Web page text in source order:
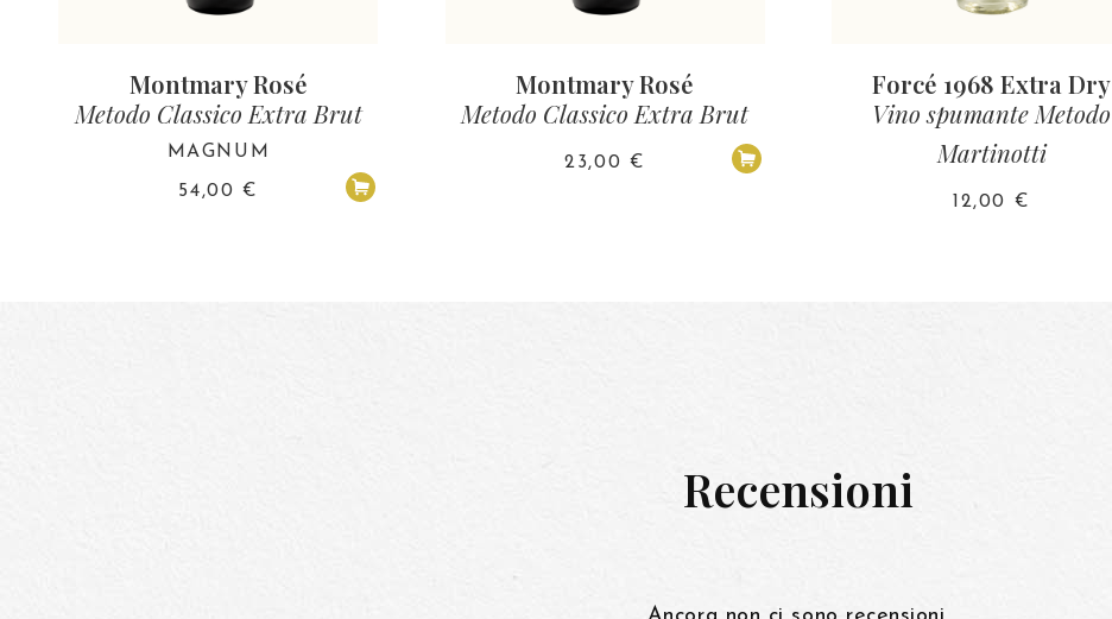
Montmary Rosé
Metodo Classico Extra Brut
MAGNUM
54,00 €
Montmary Rosé
Metodo Classico Extra Brut
23,00 €
Forcé 1968 Extra Dry
Vino spumante Metodo
Martinotti
12,00 €
Recensioni